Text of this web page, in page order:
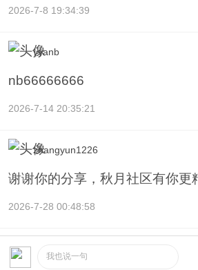
2026-7-8 19:34:39
yyanb
nb66666666
2026-7-14 20:35:21
zhangyun1226
谢谢你的分享，秋月社区有你更
2026-7-28 00:48:58
我也说一句